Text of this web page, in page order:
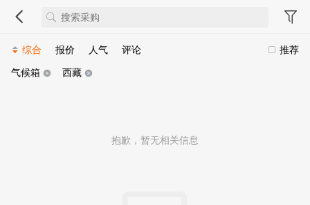
推荐
综合 报价 人气
评论
气候箱
西藏
抱歉，暂无相关信息